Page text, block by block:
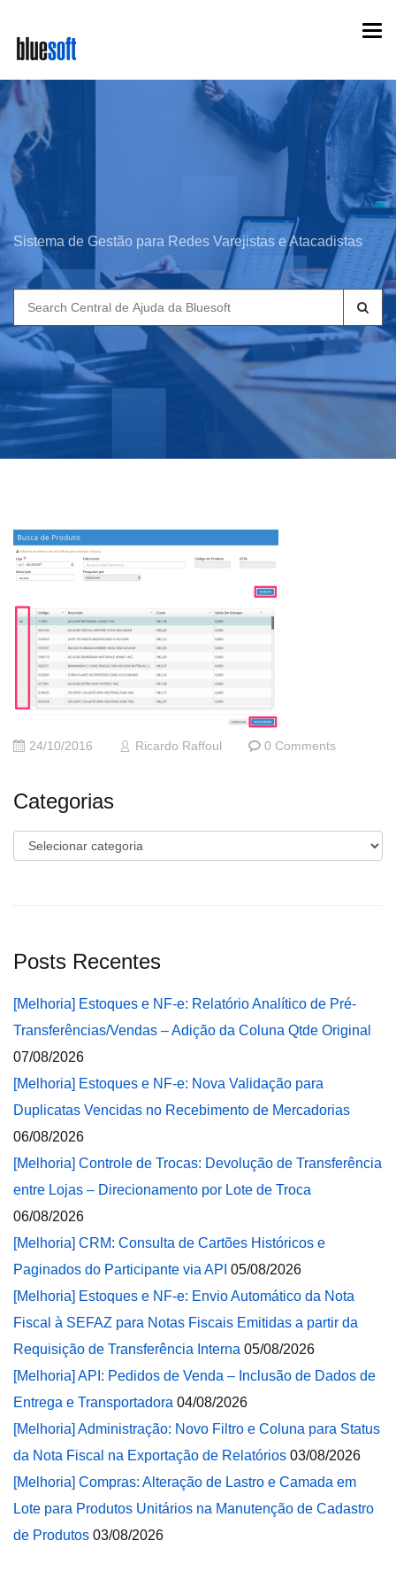
main
content
Sistema de Gestão para Redes Varejistas e Atacadistas
Search
for:
24/10/2016 Ricardo Raffoul 0 Comments
Categorias
Categorias
Posts Recentes
[Melhoria] Estoques e NF-e: Relatório Analítico de Pré-
Transferências/Vendas – Adição da Coluna Qtde Original
07/08/2026
[Melhoria] Estoques e NF-e: Nova Validação para
Duplicatas Vencidas no Recebimento de Mercadorias
06/08/2026
[Melhoria] Controle de Trocas: Devolução de Transferência
entre Lojas – Direcionamento por Lote de Troca
06/08/2026
[Melhoria] CRM: Consulta de Cartões Históricos e
Paginados do Participante via API 05/08/2026
[Melhoria] Estoques e NF-e: Envio Automático da Nota
Fiscal à SEFAZ para Notas Fiscais Emitidas a partir da
Requisição de Transferência Interna 05/08/2026
[Melhoria] API: Pedidos de Venda – Inclusão de Dados de
Entrega e Transportadora 04/08/2026
[Melhoria] Administração: Novo Filtro e Coluna para Status
da Nota Fiscal na Exportação de Relatórios 03/08/2026
[Melhoria] Compras: Alteração de Lastro e Camada em
Lote para Produtos Unitários na Manutenção de Cadastro
de Produtos 03/08/2026